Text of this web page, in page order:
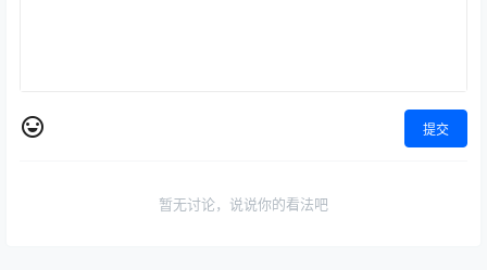
提交
暂无讨论，说说你的看法吧